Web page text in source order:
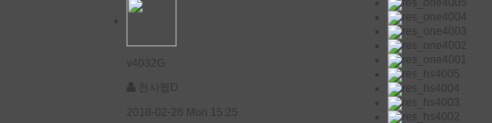
v4032G
천사웹D
2018-02-26 Mon 15:25